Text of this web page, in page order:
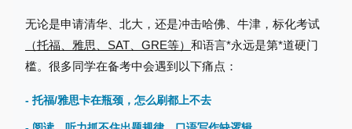
无论是申请清华、北大，还是冲击哈佛、牛津，标化考试
（托福、雅思、SAT、GRE等） 和语言*永远是第*道硬门
槛。很多同学在备考中会遇到以下痛点：
- 托福/雅思卡在瓶颈，怎么刷都上不去